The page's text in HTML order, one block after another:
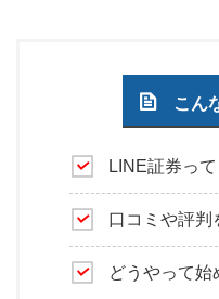
こん
LINE証券っ
口コミや評判
どうやって始